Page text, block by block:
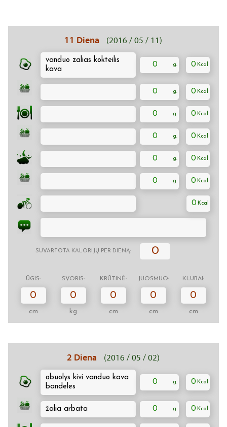
11 Diena (2016 / 05 / 11)
vanduo zalias kokteilis
kava
0 0
0 0
0 0
0 0
0 0
0 0
0
SUVARTOTA KALORIJŲ PER DIENĄ: 0
ŪGIS: SVORIS: KRŪTINĖ: JUOSMUO: KLUBAI:
0
cm
0
kg
0
cm
0
cm
0
cm
2 Diena (2016 / 05 / 02)
obuolys kivi vanduo kava
bandeles
0 0
žalia arbata 0 0